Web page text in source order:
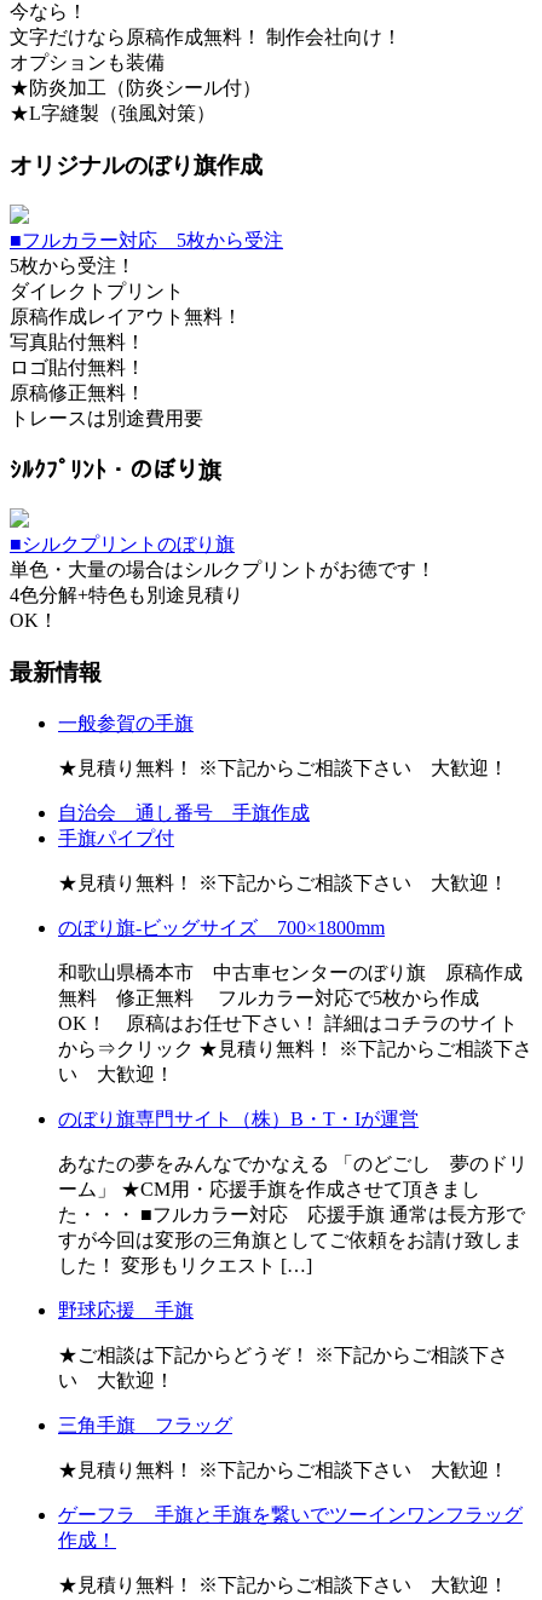
今なら！
文字だけなら原稿作成無料！ 制作会社向け！
オプションも装備
★防炎加工（防炎シール付）
★L字縫製（強風対策）
オリジナルのぼり旗作成
■フルカラー対応 5枚から受注
5枚から受注！
ダイレクトプリント
原稿作成レイアウト無料！
写真貼付無料！
ロゴ貼付無料！
原稿修正無料！
トレースは別途費用要
ｼﾙｸﾌﾟﾘﾝﾄ・のぼり旗
■シルクプリントのぼり旗
単色・大量の場合はシルクプリントがお徳です！
4色分解+特色も別途見積り
OK！
最新情報
一般参賀の手旗
★見積り無料！ ※下記からご相談下さい 大歓迎！
自治会 通し番号 手旗作成
手旗パイプ付
★見積り無料！ ※下記からご相談下さい 大歓迎！
のぼり旗-ビッグサイズ 700×1800mm
和歌山県橋本市 中古車センターのぼり旗 原稿作成
無料 修正無料 フルカラー対応で5枚から作成
OK！ 原稿はお任せ下さい！ 詳細はコチラのサイト
から⇒クリック ★見積り無料！ ※下記からご相談下さ
い 大歓迎！
のぼり旗専門サイト（株）B・T・Iが運営
あなたの夢をみんなでかなえる 「のどごし 夢のドリ
ーム」 ★CM用・応援手旗を作成させて頂きまし
た・・・ ■フルカラー対応 応援手旗 通常は長方形で
すが今回は変形の三角旗としてご依頼をお請け致しま
した！ 変形もリクエスト […]
野球応援 手旗
★ご相談は下記からどうぞ！ ※下記からご相談下さ
い 大歓迎！
三角手旗 フラッグ
★見積り無料！ ※下記からご相談下さい 大歓迎！
ゲーフラ 手旗と手旗を繋いでツーインワンフラッグ
作成！
★見積り無料！ ※下記からご相談下さい 大歓迎！